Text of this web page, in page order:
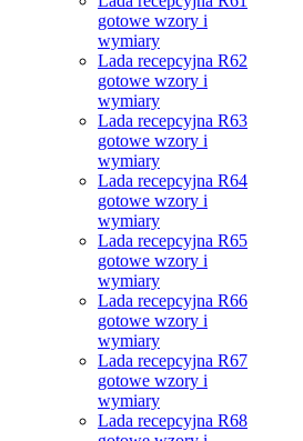
gotowe wzory i
wymiary
Lada recepcyjna R62
gotowe wzory i
wymiary
Lada recepcyjna R63
gotowe wzory i
wymiary
Lada recepcyjna R64
gotowe wzory i
wymiary
Lada recepcyjna R65
gotowe wzory i
wymiary
Lada recepcyjna R66
gotowe wzory i
wymiary
Lada recepcyjna R67
gotowe wzory i
wymiary
Lada recepcyjna R68